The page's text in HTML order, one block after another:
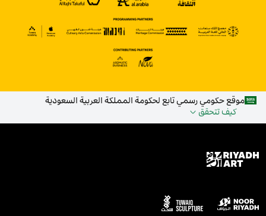
موقع حكومي رسمي تابع لحكومة المملكة العربية السعودية
كيف تتحقق